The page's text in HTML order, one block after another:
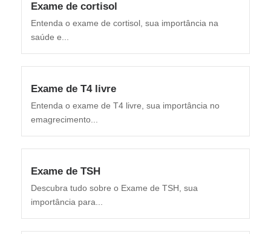
Exame de cortisol
Entenda o exame de cortisol, sua importância na
saúde e...
Exame de T4 livre
Entenda o exame de T4 livre, sua importância no
emagrecimento...
Exame de TSH
Descubra tudo sobre o Exame de TSH, sua
importância para...